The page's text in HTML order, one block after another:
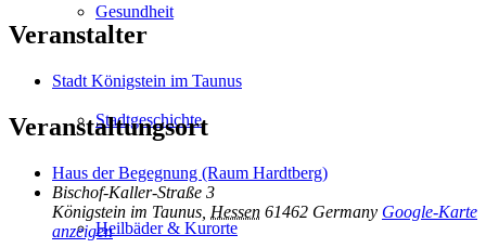
Gesundheit
Stadtgeschichte
Heilbäder & Kurorte
Veranstalter
Stadt Königstein im Taunus
Veranstaltungsort
Haus der Begegnung (Raum Hardtberg)
Bischof-Kaller-Straße 3
Königstein im Taunus Hessen 61462 Germany Google-Karte
anzeigen